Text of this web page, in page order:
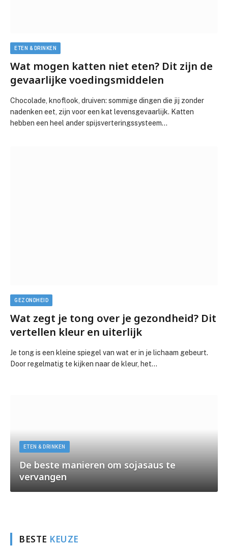
ETEN & DRINKEN
Wat mogen katten niet eten? Dit zijn de
gevaarlijke voedingsmiddelen
Chocolade, knoflook, druiven: sommige dingen die jij zonder
nadenken eet, zijn voor een kat levensgevaarlijk. Katten
hebben een heel ander spijsverteringssysteem…
GEZONDHEID
Wat zegt je tong over je gezondheid? Dit
vertellen kleur en uiterlijk
Je tong is een kleine spiegel van wat er in je lichaam gebeurt.
Door regelmatig te kijken naar de kleur, het…
ETEN & DRINKEN
De beste manieren om sojasaus te
vervangen
BESTE KEUZE